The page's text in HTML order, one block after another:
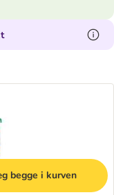
begge i kurven